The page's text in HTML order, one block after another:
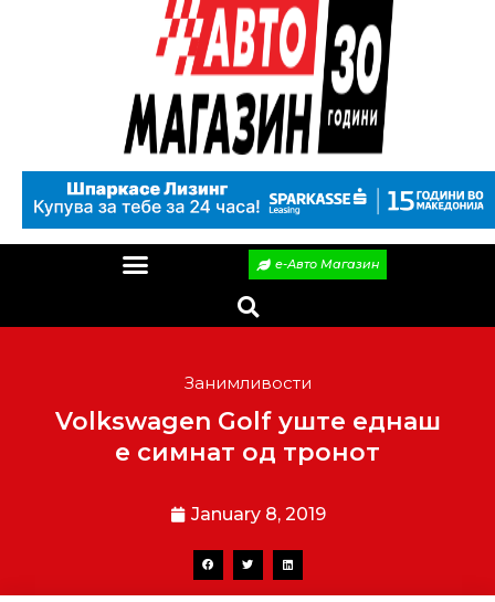
е-Авто Магазин
Занимливости
Volkswagen Golf уште еднаш
е симнат од тронот
January 8, 2019